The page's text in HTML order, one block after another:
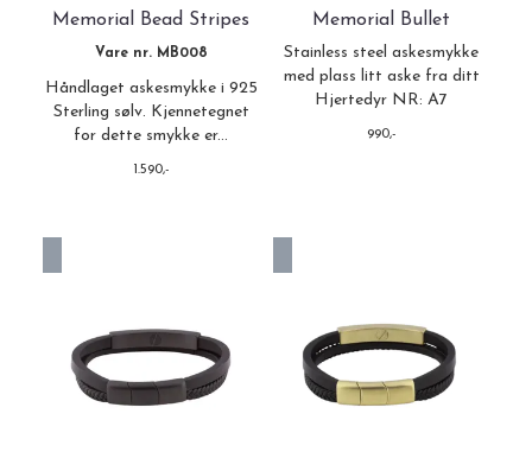
Memorial Bead Stripes
Vare nr. MB008
Håndlaget askesmykke i 925
Sterling sølv. Kjennetegnet
for dette smykke er...
1.590,-
Memorial Bullet
Stainless steel askesmykke
med plass litt aske fra ditt
Hjertedyr NR: A7
990,-